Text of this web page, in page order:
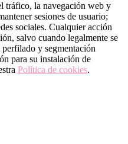
tráfico, la navegación web y
sesiones de usuario;
sociales. Cualquier acción
salvo cuando legalmente se
y segmentación
para su instalación de
Política de cookies.